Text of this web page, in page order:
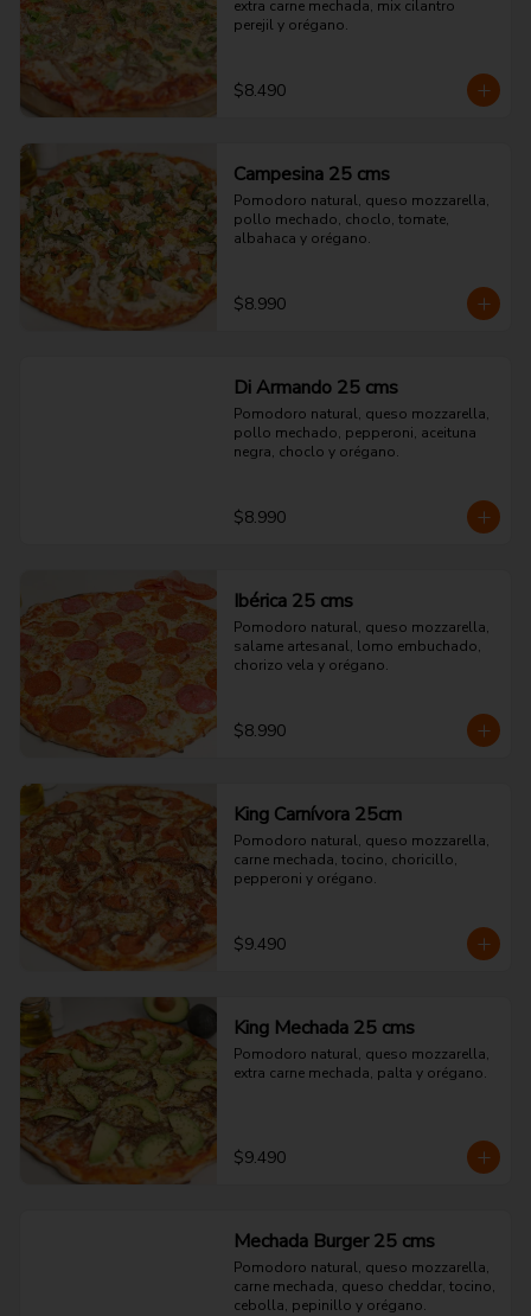
extra carne mechada, mix cilantro
perejil y orégano.
$8.490
Campesina 25 cms
Pomodoro natural, queso mozzarella,
pollo mechado, choclo, tomate,
albahaca y orégano.
$8.990
Di Armando 25 cms
Pomodoro natural, queso mozzarella,
pollo mechado, pepperoni, aceituna
negra, choclo y orégano.
$8.990
Ibérica 25 cms
Pomodoro natural, queso mozzarella,
salame artesanal, lomo embuchado,
chorizo vela y orégano.
$8.990
King Carnívora 25cm
Pomodoro natural, queso mozzarella,
carne mechada, tocino, choricillo,
pepperoni y orégano.
$9.490
King Mechada 25 cms
Pomodoro natural, queso mozzarella,
extra carne mechada, palta y orégano.
$9.490
Mechada Burger 25 cms
Pomodoro natural, queso mozzarella,
carne mechada, queso cheddar, tocino,
cebolla, pepinillo y orégano.